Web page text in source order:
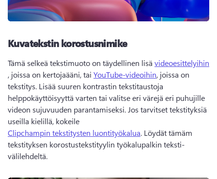
Kuvatekstin korostusnimike
Tämä selkeä tekstimuoto on täydellinen lisä videoesittelyihin
, joissa on kertojaääni, tai YouTube-videoihin, joissa on
tekstitys. Lisää suuren kontrastin tekstitaustoja
helppokäyttöisyyttä varten tai valitse eri värejä eri puhujille
videon sujuvuuden parantamiseksi. Jos tarvitset tekstityksiä
useilla kielillä, kokeile
Clipchampin tekstitysten luontityökalua. Löydät tämäm
tekstityksen korostustekstityylin työkalupalkin teksti-
välilehdeltä.